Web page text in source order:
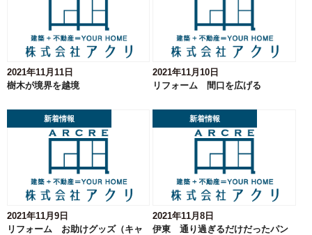
2021年11月11日
樹木が境界を越境
2021年11月10日
リフォーム 間口を広げる
新着情報
2021年11月9日
リフォーム お助けグッズ（キャ
新着情報
2021年11月8日
伊東 通り過ぎるだけだったパン